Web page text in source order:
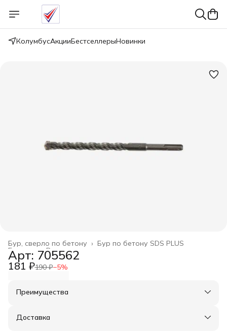
КолумбусАкцииБестселлерыНовинки
Бур по бетону SDS PLUS
Бур, сверло по бетону ›
Расходные материалы
Главная ›
Арт: 705562
181 ₽190 ₽−5%
Преимущества
Оплата частями в Сплит
Удобный возврат
Доставка